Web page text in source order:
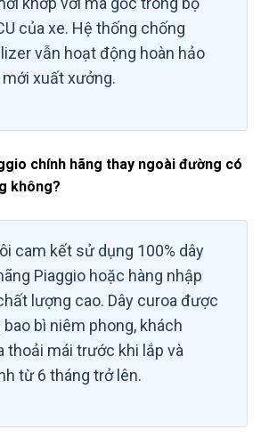
của xe. Hệ thống chống
vẫn hoạt động hoàn hảo
xuất xưởng.
chính hãng thay ngoài đường có
không?
cam kết sử dụng 100% dây
Piaggio hoặc hàng nhập
lượng cao. Dây curoa được
bì niêm phong, khách
thoải mái trước khi lắp và
từ 6 tháng trở lên.